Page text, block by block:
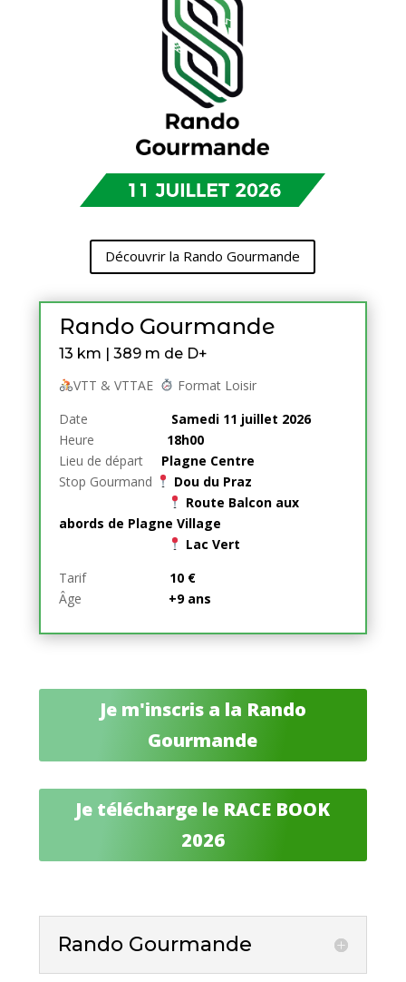
Découvrir la Rando Gourmande
Rando Gourmande
13 km | 389 m de D+
VTT & VTTAE
Format Loisir
Date Samedi 11 juillet 2026
Heure 18h00
Lieu de départ Plagne Centre
Stop Gourmand
Dou du Praz
Route Balcon aux
abords de Plagne Village
Lac Vert
Tarif
10 €
Âge +9 ans
Je m'inscris a la Rando
Gourmande
Je télécharge le RACE BOOK
2026
Rando Gourmande